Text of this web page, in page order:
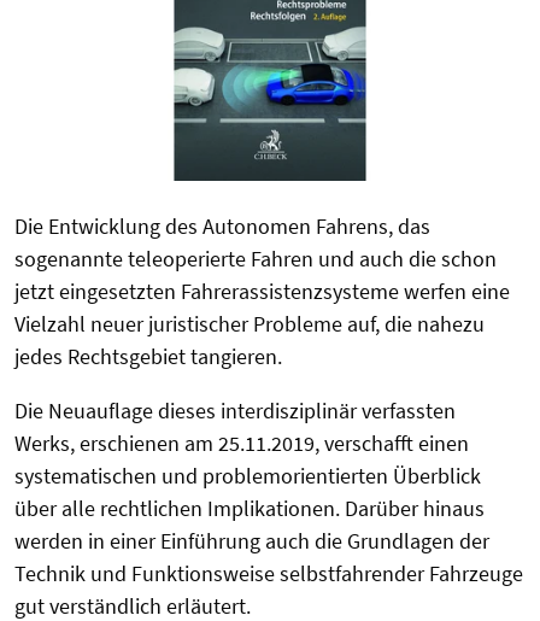
Die Entwicklung des Autonomen Fahrens, das
sogenannte teleoperierte Fahren und auch die schon
jetzt eingesetzten Fahrerassistenzsysteme werfen eine
Vielzahl neuer juristischer Probleme auf, die nahezu
jedes Rechtsgebiet tangieren.
Die Neuauflage dieses interdisziplinär verfassten
Werks, erschienen am 25.11.2019, verschafft einen
systematischen und problemorientierten Überblick
über alle rechtlichen Implikationen. Darüber hinaus
werden in einer Einführung auch die Grundlagen der
Technik und Funktionsweise selbstfahrender Fahrzeuge
gut verständlich erläutert.